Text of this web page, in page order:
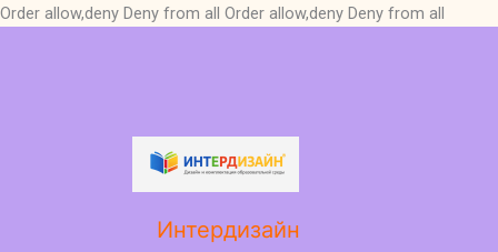
Order allow,deny Deny from all Order allow,deny Deny from all
Интердизайн
LinkedIn
Instagram
Facebook